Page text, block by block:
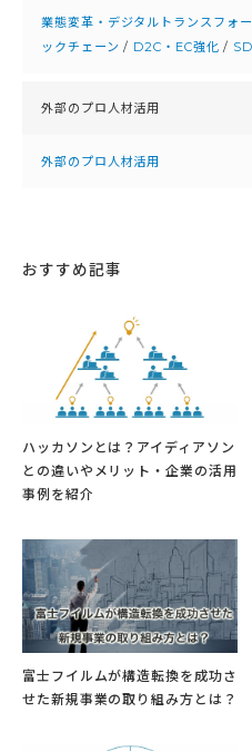
業態変革・デジタルトランスフォ
ックチェーン / D2C・EC強化 /
外部のプロ人材活用
外部のプロ人材活用
おすすめ記事
ハッカソンとは？アイディアソン
との違いやメリット・企業の活用
事例を紹介
富士フイルムが構造転換を成功さ
せた新規事業の取り組み方とは？